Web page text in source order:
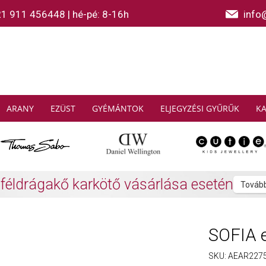
911 456448 | hé-pé: 8-16h
ARANY EZÜST GYÉMÁNTOK ELJEGYZÉSI GYŰRŰK
SABO: Gyűjtsön és spóroljon További
SOFIA
SKU: